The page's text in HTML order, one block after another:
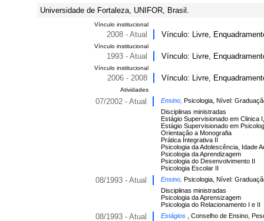
Universidade de Fortaleza, UNIFOR, Brasil.
Vínculo institucional
2008 - Atual Vínculo: Livre,
Vínculo institucional
1993 - Atual Vínculo: Livre,
Vínculo institucional
2006 - 2008 Vínculo: Livre,
Atividades
07/2002 - Atual Ensino, Psicologia, Nível:
Disciplinas ministradas
Estágio Supervisionado em Clinica
Estágio Supervisionado em
Orientação a Monografia
Prática Integrativa II
Psicologia da Adolescência, Idade
Psicologia da Aprendizagem
Psicologia do Desenvolvimento II
Psicologia Escolar II
08/1993 - Atual Ensino, Psicologia, Nível:
Disciplinas ministradas
Psicologia da Aprensizagem
Psicologia do Relacionamento I e II
08/1993 - Atual Estágios , Conselho de Ensino,